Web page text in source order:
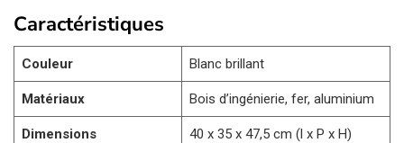
Caractéristiques
Couleur Blanc brillant
Matériaux Bois d’ingénierie, fer, aluminium
Dimensions 40 x 35 x 47,5 cm (l x P x H)